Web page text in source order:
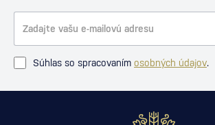
Súhlas so spracovaním osobných údajov.